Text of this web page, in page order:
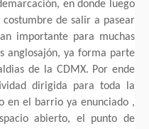
en donde luego
de salir a pasear
importante para muchas
anglosajón, ya forma parte
de la CDMX. Por ende
dirigida para toda la
en el barrio ya enunciado ,
abierto, el punto de